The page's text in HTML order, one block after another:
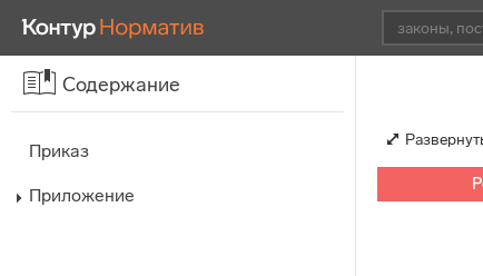
Содержание
Приказ
Приложение